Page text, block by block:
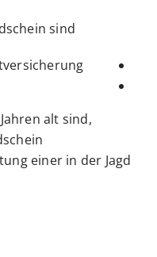
sind:
alt sind,
einer in der Jagd